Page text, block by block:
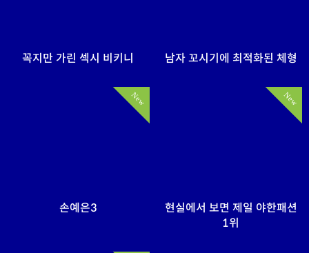
꼭지만 가린 섹시 비키니 남자 꼬시기에 최적화된 체형
New
손예은3
New
현실에서 보면 제일 야한패션
1위